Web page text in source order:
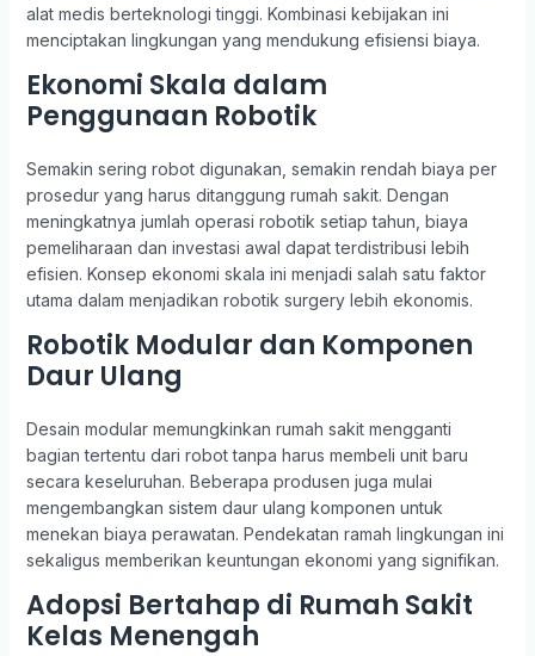
alat medis berteknologi tinggi. Kombinasi kebijakan ini
menciptakan lingkungan yang mendukung efisiensi biaya.
Ekonomi Skala dalam
Penggunaan Robotik
Semakin sering robot digunakan, semakin rendah biaya per
prosedur yang harus ditanggung rumah sakit. Dengan
meningkatnya jumlah operasi robotik setiap tahun, biaya
pemeliharaan dan investasi awal dapat terdistribusi lebih
efisien. Konsep ekonomi skala ini menjadi salah satu faktor
utama dalam menjadikan robotik surgery lebih ekonomis.
Robotik Modular dan Komponen
Daur Ulang
Desain modular memungkinkan rumah sakit mengganti
bagian tertentu dari robot tanpa harus membeli unit baru
secara keseluruhan. Beberapa produsen juga mulai
mengembangkan sistem daur ulang komponen untuk
menekan biaya perawatan. Pendekatan ramah lingkungan ini
sekaligus memberikan keuntungan ekonomi yang signifikan.
Adopsi Bertahap di Rumah Sakit
Kelas Menengah